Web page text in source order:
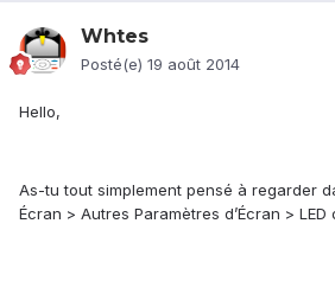
Whtes
Posté(e) 19 août 2014
Hello,
As-tu tout simplement pensé à regarder
Écran > Autres Paramètres d’Écran >